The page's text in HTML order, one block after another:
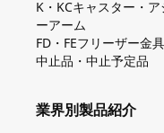
K・KCキャスター・
ーアーム
FD・FEフリーザー金
中止品・中止予定品
業界別製品紹介